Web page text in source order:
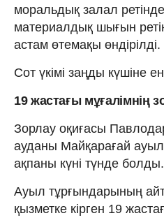
моральдық залал
материалдық шығын
астам өтемақы өндірілді.
Сот үкімі заңды күшіне
19 жастағы мұғалімнің
Зорлау оқиғасы
ауданы Майқарағай
ақпаны күні түнде болды.
Ауыл тұрғындарының
қызметке кірген 19